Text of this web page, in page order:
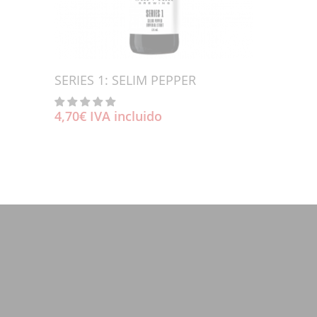
Añadir Al Carrito
SERIES 1: SELIM PEPPER
4,70€ IVA incluido